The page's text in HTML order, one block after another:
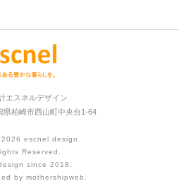
エスネルデザイン
県柏崎市西山町中央台1-64
escnel design
Reserved.
since 2018.
by mothershipweb